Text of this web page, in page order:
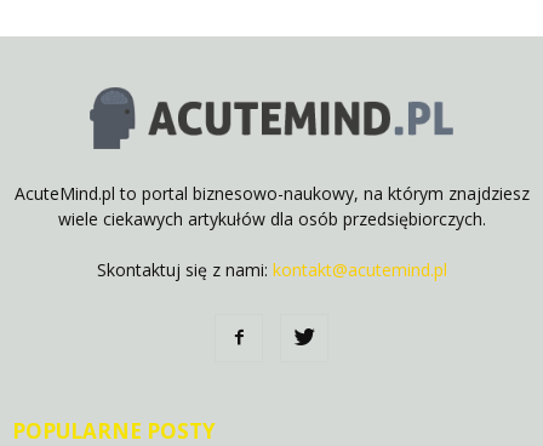
AcuteMind.pl to portal biznesowo-naukowy, na którym znajdziesz
wiele ciekawych artykułów dla osób przedsiębiorczych.
Skontaktuj się z nami: kontakt@acutemind.pl
POPULARNE POSTY